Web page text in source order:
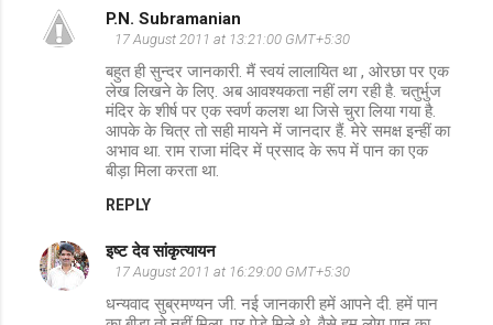
P.N. Subramanian
17 August 2011 at 13:21:00 GMT+5:30
बहुत ही सुन्दर जानकारी. मैं स्वयं लालायित था , ओरछा पर एक
लेख लिखने के लिए. अब आवश्यकता नहीं लग रही है. चतुर्भुज
मंदिर के शीर्ष पर एक स्वर्ण कलश था जिसे चुरा लिया गया है.
आपके के चित्र तो सही मायने में जानदार हैं. मेरे समक्ष इन्हीं का
अभाव था. राम राजा मंदिर में प्रसाद के रूप में पान का एक
बीड़ा मिला करता था.
REPLY
इष्ट देव सांकृत्यायन
17 August 2011 at 16:29:00 GMT+5:30
धन्यवाद सुब्रमण्यन जी. नई जानकारी हमें आपने दी. हमें पान